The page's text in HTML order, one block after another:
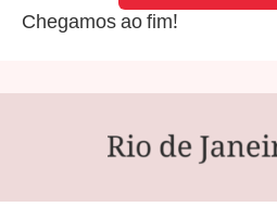
Chegamos ao fim!